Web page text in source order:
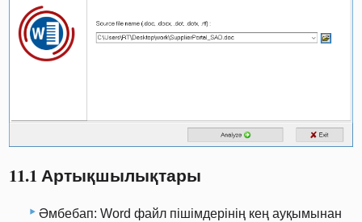
11.1 Артықшылықтары
Әмбебап: Word файл пішімдерінің кең ауқымынан